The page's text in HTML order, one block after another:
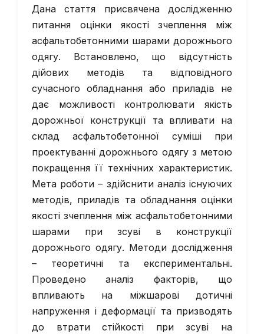
Дана стаття присвячена дослідженню
питання оцінки якості зчеплення між
асфальтобетонними шарами дорожнього
одягу. Встановлено, що відсутність
дійових методів та відповідного
сучасного обладнання або приладів не
дає можливості контролювати якість
дорожньої конструкції та впливати на
склад асфальтобетонної суміші при
проектуванні дорожнього одягу з метою
покращення її технічних характеристик.
Мета роботи – здійснити аналіз існуючих
методів, приладів та обладнання оцінки
якості зчеплення між асфальтобетонними
шарами при зсуві в конструкції
дорожнього одягу. Методи дослідження
– теоретичні та експериментальні.
Проведено аналіз факторів, що
впливають на міжшарові дотичні
напруження і деформації та призводять
до втрати стійкості при зсуві на